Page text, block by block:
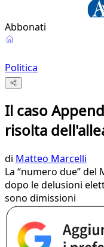
Abbonati
Politica
Il caso
risolta
di Matteo Marcelli
La “numero due” del
dopo le delusioni
sono dimissioni